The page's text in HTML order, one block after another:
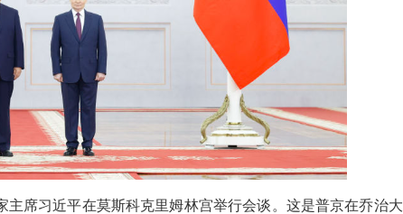
席习近平在莫斯科克里姆林宫举行会谈。这是普京在乔治大